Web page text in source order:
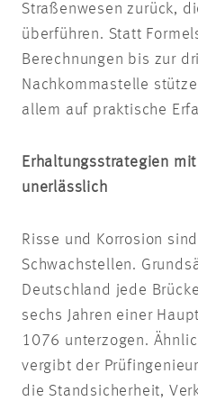
Straßenwesen zurück,
überführen. Statt
Berechnungen bis zur
Nachkommastelle
allem auf praktische
Erhaltungsstrategien
unerlässlich
Risse und Korrosion
Schwachstellen.
Deutschland jede
sechs Jahren einer
1076 unterzogen.
vergibt der
die Standsicherheit,